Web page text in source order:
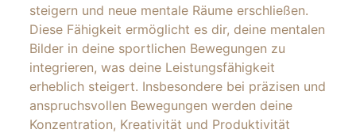
steigern und neue mentale Räume erschließen.
Diese Fähigkeit ermöglicht es dir, deine mentalen
Bilder in deine sportlichen Bewegungen zu
integrieren, was deine Leistungsfähigkeit
erheblich steigert. Insbesondere bei präzisen und
anspruchsvollen Bewegungen werden deine
Konzentration, Kreativität und Produktivität